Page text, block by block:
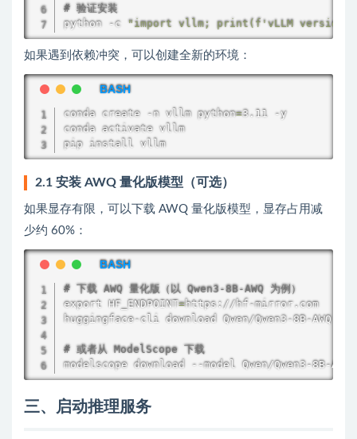
# 验证安装
python -c "import vllm; print(f'vLLM version:
如果遇到依赖冲突，可以创建全新的环境：
conda create -n vllm python=3.11 -y
conda activate vllm
pip install vllm
2.1 安装 AWQ 量化版模型（可选）
如果显存有限，可以下载 AWQ 量化版模型，显存占用减
少约 60%：
# 下载 AWQ 量化版（以 Qwen3-8B-AWQ 为例）
export HF_ENDPOINT=https://hf-mirror.com
huggingface-cli download Qwen/Qwen3-8B-AWQ
# 或者从 ModelScope 下载
modelscope download --model Qwen/Qwen3-8B-
三、启动推理服务